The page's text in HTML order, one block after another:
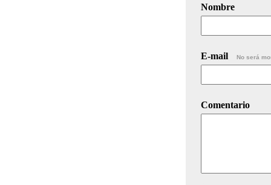
Nombre
E-mail No será
Comentario